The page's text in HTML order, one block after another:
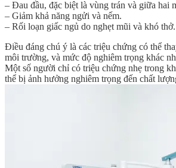
– Đau đầu, đặc biệt là vùng trán và giữa hai
– Giảm khả năng ngửi và nếm.
– Rối loạn giấc ngủ do nghẹt mũi và khó thở.
Điều đáng chú ý là các triệu chứng có thể
môi trường, và mức độ nghiêm trọng khác
Một số người chỉ có triệu chứng nhẹ trong
thể bị ảnh hưởng nghiêm trọng đến chất